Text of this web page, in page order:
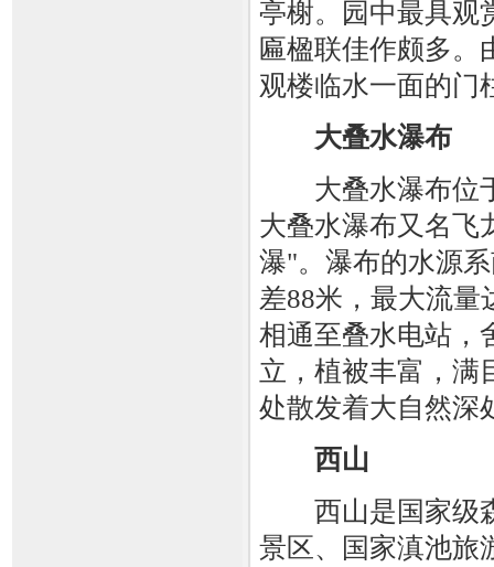
亭榭。园中最具观
匾楹联佳作颇多。
观楼临水一面的门
大叠水瀑布
大叠水瀑布位于
大叠水瀑布又名飞
瀑"。瀑布的水源
差88米，最大流量
相通至叠水电站，
立，植被丰富，满
处散发着大自然深
西山
西山是国家级
景区、国家滇池旅